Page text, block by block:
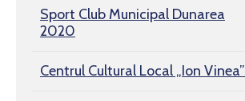
Sport Club Municipal Dunarea
2020
Centrul Cultural Local „Ion Vinea”